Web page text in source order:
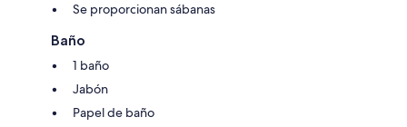
Se proporcionan sábanas
Baño
1 baño
Jabón
Papel de baño